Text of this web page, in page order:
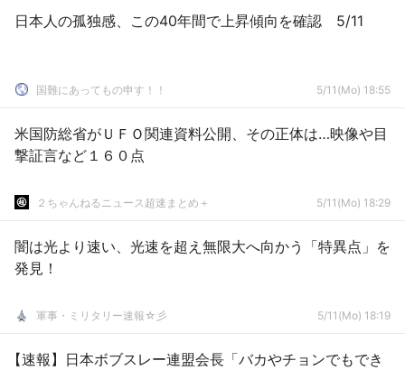
日本人の孤独感、この40年間で上昇傾向を確認 5/11
国難にあってもの申す！！ 5/11(Mo) 18:55
米国防総省がＵＦＯ関連資料公開、その正体は…映像や目
撃証言など１６０点
２ちゃんねるニュース超速まとめ＋ 5/11(Mo) 18:29
闇は光より速い、光速を超え無限大へ向かう「特異点」を
発見！
軍事・ミリタリー速報☆彡 5/11(Mo) 18:19
【速報】日本ボブスレー連盟会長「バカやチョンでもでき